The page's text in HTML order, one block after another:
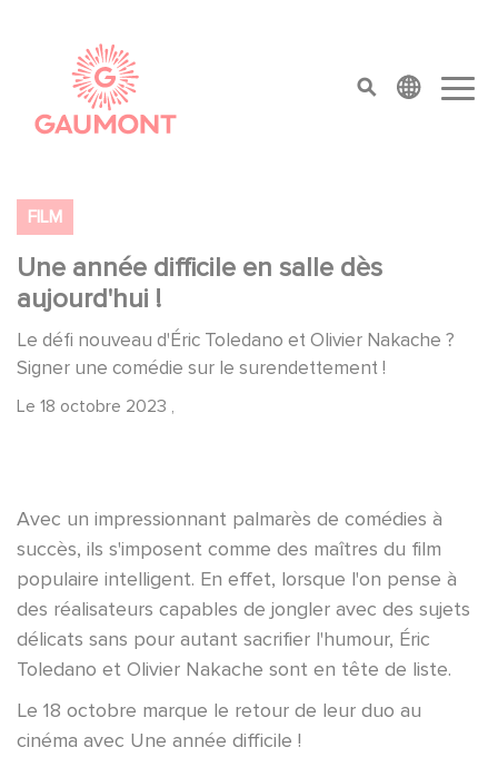
top menu
FILM
Une année difficile en salle dès
aujourd'hui !
Le défi nouveau d'Éric Toledano et Olivier Nakache ?
Signer une comédie sur le surendettement !
Le 18 octobre 2023 ,
Avec un impressionnant palmarès de comédies à
succès, ils s'imposent comme des maîtres du film
populaire intelligent. En effet, lorsque l'on pense à
des réalisateurs capables de jongler avec des sujets
délicats sans pour autant sacrifier l'humour, Éric
Toledano et Olivier Nakache sont en tête de liste.
Le 18 octobre marque le retour de leur duo au
cinéma avec Une année difficile !